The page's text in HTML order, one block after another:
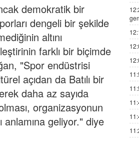
demokratik bir
dengeli bir şekilde
altını
farklı bir biçimde
"Spor endüstrisi
açıdan da Batılı bir
daha az sayıda
organizasyonun
anlamına geliyor." diye